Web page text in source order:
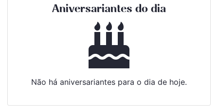
Aniversariantes do dia
Não há aniversariantes para o dia de hoje.